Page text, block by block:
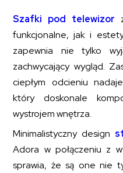
Szafki pod telewizor
funkcjonalne, jak i
zapewnia nie tylko
zachwycający wygląd.
ciepłym odcieniu
który doskonale
wystrojem wnętrza.
Minimalistyczny design
Adora w połączeniu z
sprawia, że są one nie